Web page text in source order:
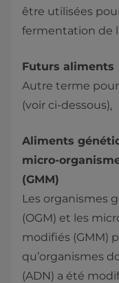
être utilisées
fermentation de
Futurs aliments
Autre terme
(voir ci-dessous).
Aliments
micro-
(GMM)
Les organismes
(OGM) et les
modifiés (GMM)
qu’organismes
(ADN) a été